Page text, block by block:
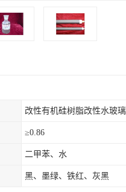
改性有机硅树脂改性水玻璃
≥0.86
二甲苯、水
黑、墨绿、铁红、灰黑